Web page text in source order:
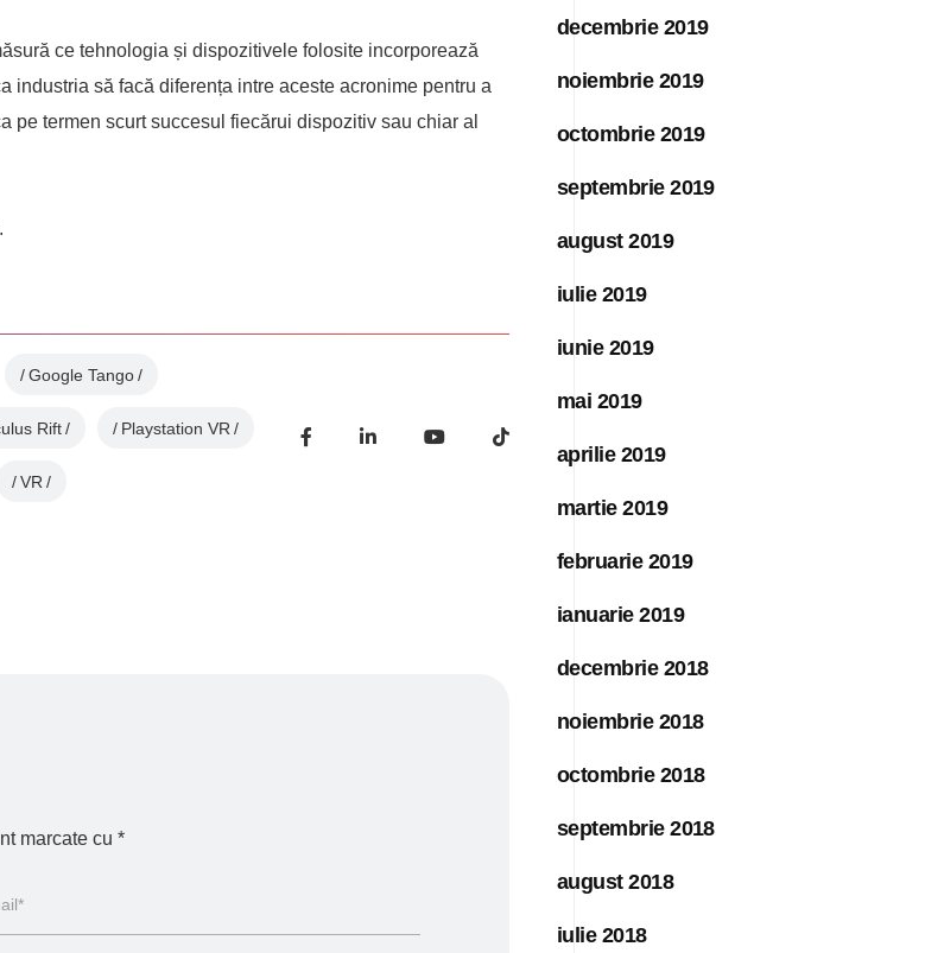
ce tehnologia și dispozitivele folosite incorporează
industria să facă diferența intre aceste acronime pentru a
termen scurt succesul fiecărui dispozitiv sau chiar al
Google Tango
Rift Playstation VR
VR
marcate cu *
decembrie 2019
noiembrie 2019
octombrie 2019
septembrie 2019
august 2019
iulie 2019
iunie 2019
mai 2019
aprilie 2019
martie 2019
februarie 2019
ianuarie 2019
decembrie 2018
noiembrie 2018
octombrie 2018
septembrie 2018
august 2018
iulie 2018